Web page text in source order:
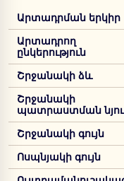
Արտադրման երկիր
Արտադրող
ընկերություն
Շրջանակի ձև
Շրջանակի
պատրաստման
Շրջանակի գույն
Ոսպնյակի գույն